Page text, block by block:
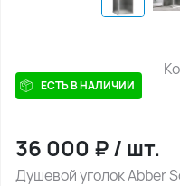
ЕСТЬ В НАЛИЧИИ
36 000 ₽/ шт.
Душевой уголок Abber